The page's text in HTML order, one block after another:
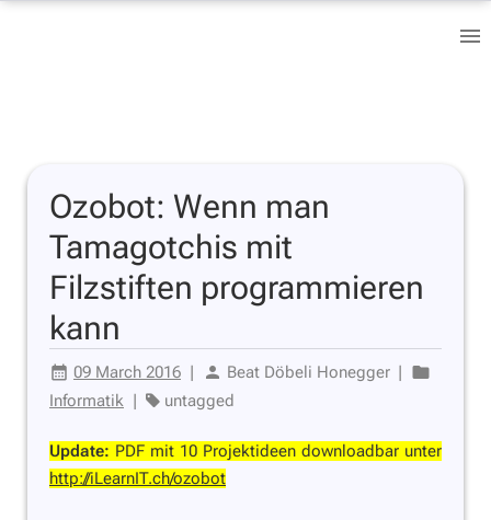
Ozobot: Wenn man
Tamagotchis mit
Filzstiften programmieren
kann
09 March 2016 | Beat Döbeli Honegger |
Informatik | untagged
Update: PDF mit 10 Projektideen downloadbar unter
http://iLearnIT.ch/ozobot